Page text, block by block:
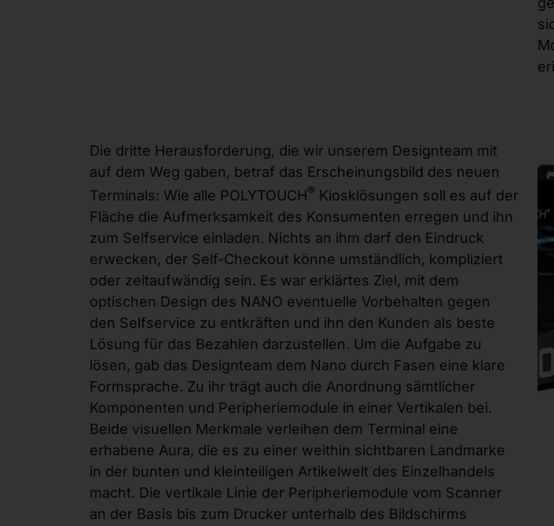
Die dritte Herausforderung, die wir unserem Designteam mit
auf dem Weg gaben, betraf das Erscheinungsbild des neuen
Terminals: Wie alle POLYTOUCH® Kiosklösungen soll es auf der
Fläche die Aufmerksamkeit des Konsumenten erregen und ihn
zum Selfservice einladen. Nichts an ihm darf den Eindruck
erwecken, der Self-Checkout könne umständlich, kompliziert
oder zeitaufwändig sein. Es war erklärtes Ziel, mit dem
optischen Design des NANO eventuelle Vorbehalten gegen
den Selfservice zu entkräften und ihn den Kunden als beste
Lösung für das Bezahlen darzustellen. Um die Aufgabe zu
lösen, gab das Designteam dem Nano durch Fasen eine klare
Formsprache. Zu ihr trägt auch die Anordnung sämtlicher
Komponenten und Peripheriemodule in einer Vertikalen bei.
Beide visuellen Merkmale verleihen dem Terminal eine
erhabene Aura, die es zu einer weithin sichtbaren Landmarke
in der bunten und kleinteiligen Artikelwelt des Einzelhandels
macht. Die vertikale Linie der Peripheriemodule vom Scanner
an der Basis bis zum Drucker unterhalb des Bildschirms